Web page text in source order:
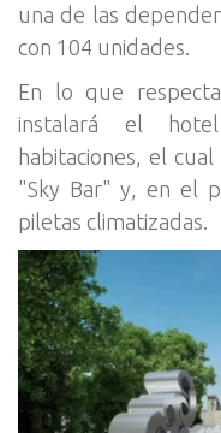
una de las
con 104 unidades.
En lo que
instalará el
habitaciones, el
"Sky Bar" y, en el
piletas climatizadas.